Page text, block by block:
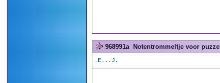
968991a Notentrommeltje voor
.E...J.